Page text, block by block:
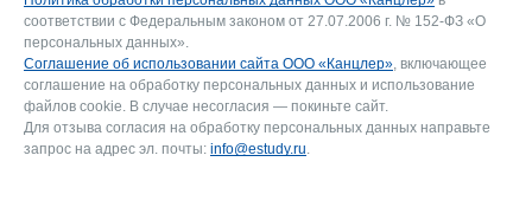
соответствии с Федеральным законом от 27.07.2006 г. № 152-ФЗ «О
персональных данных».
Соглашение об использовании сайта ООО «Канцлер», включающее
соглашение на обработку персональных данных и использование
файлов cookie. В случае несогласия — покиньте сайт.
Для отзыва согласия на обработку персональных данных направьте
запрос на адрес эл. почты: info@estudy.ru.